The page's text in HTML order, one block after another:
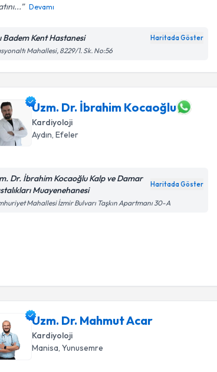
Devamı
Badem Kent Hastanesi Haritada Göster
Mahallesi, 8229/1. Sk. No:56
Uzm. Dr. İbrahim Kocaoğlu
Kardiyoloji
Aydın, Efeler
Dr. İbrahim Kocaoğlu Kalp ve Damar
Muayenehanesi
Haritada Göster
Mahallesi İzmir Bulvarı Taşkın Apartmanı 30-A
Uzm. Dr. Mahmut Acar
Kardiyoloji
Manisa , Yunusemre